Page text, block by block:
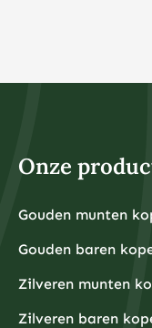
Onze
Gouden munten
Gouden baren
Zilveren munten
Zilveren baren